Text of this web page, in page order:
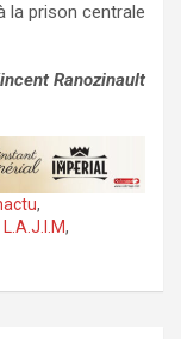
la prison centrale
Ranozinault
,
,